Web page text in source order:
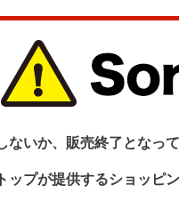
ないか、販売終了となっ
ップが提供するショッピ